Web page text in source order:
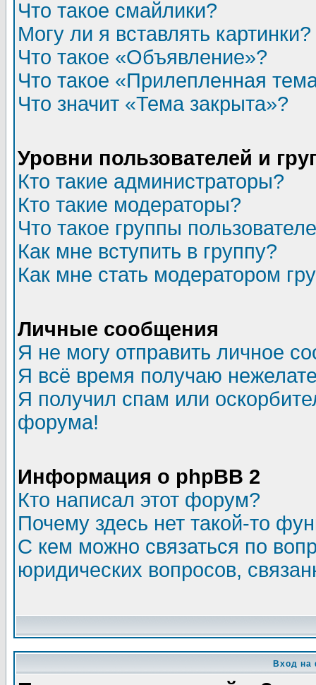
Что такое смайлики?
Могу ли я вставлять картинки?
Что такое «Объявление»?
Что такое «Прилепленная
Что значит «Тема закрыта»?
Уровни пользователей и
Кто такие администраторы?
Кто такие модераторы?
Что такое группы
Как мне вступить в группу?
Как мне стать модератором
Личные сообщения
Я не могу отправить личное
Я всё время получаю
Я получил спам или
форума!
Информация о phpBB 2
Кто написал этот форум?
Почему здесь нет такой-то
С кем можно связаться по
юридических вопросов,
Вход на